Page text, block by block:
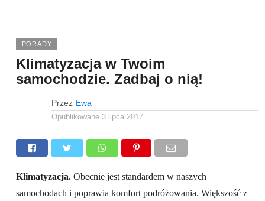
PORADY
Klimatyzacja w Twoim
samochodzie. Zadbaj o nią!
Przez Ewa
Opublikowane 3 lipca 2017
Klimatyzacja.Obecnie jest standardem w naszych
samochodach i poprawia komfort podróżowania. Większość z